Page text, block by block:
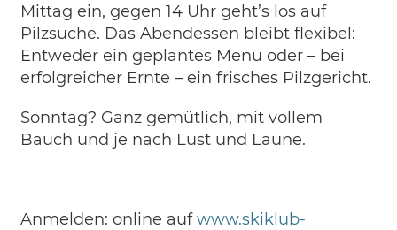
Mittag ein, gegen 14 Uhr geht’s los auf
Pilzsuche. Das Abendessen bleibt flexibel:
Entweder ein geplantes Menü oder – bei
erfolgreicher Ernte – ein frisches Pilzgericht.
Sonntag? Ganz gemütlich, mit vollem
Bauch und je nach Lust und Laune.
Anmelden: online aufwww.skiklub-